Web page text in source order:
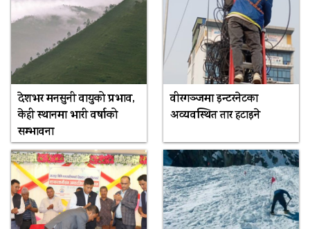
देशभर मनसुनी वायुको प्रभाव,
केही स्थानमा भारी वर्षाको
सम्भावना
वीरगञ्जमा इन्टरनेटका
अव्यवस्थित तार हटाइने